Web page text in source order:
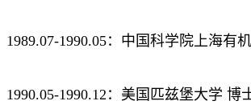
1989.07-1990.05：中国科学院上海有
1990.05-1990.12：美国匹兹堡大学 博